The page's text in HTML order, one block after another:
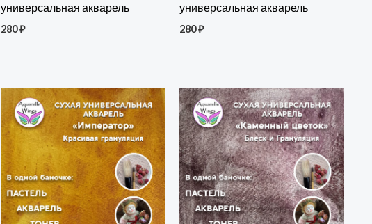
универсальная акварель
280₽
универсальная акварель
280₽